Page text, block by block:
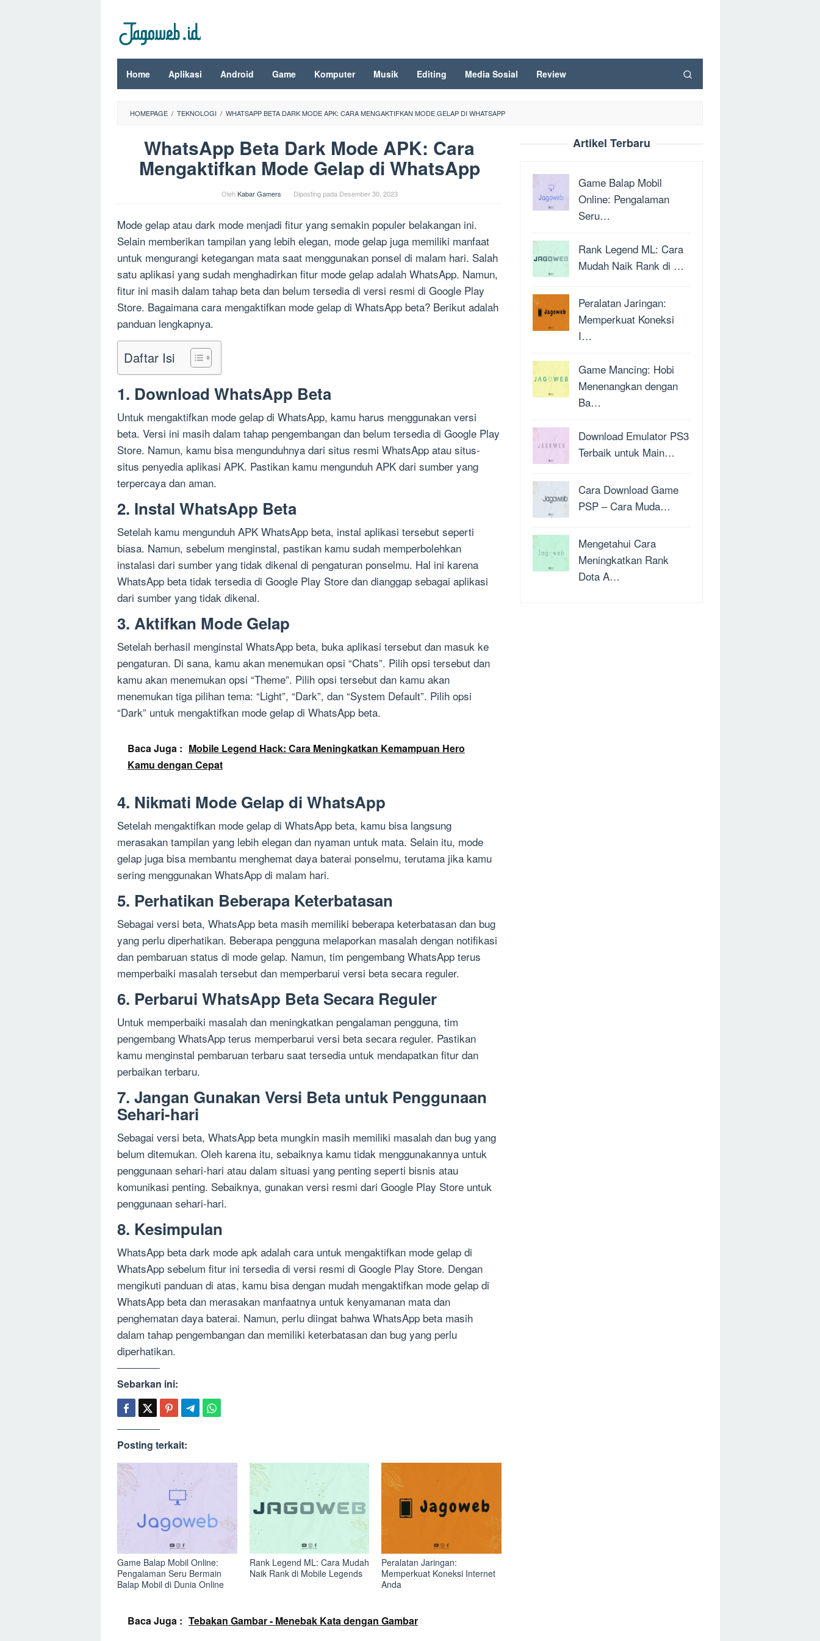
konten
Home Aplikasi Android Game Komputer Musik Editing Media Sosial Review
HOMEPAGE / TEKNOLOGI / WHATSAPP BETA DARK MODE APK: CARA MENGAKTIFKAN MODE GELAP DI WHATSAPP
WhatsApp Beta Dark Mode APK: Cara
Mengaktifkan Mode Gelap di WhatsApp
OlehKabar Gamers Diposting pada Desember 30, 2023
Mode gelap atau dark mode menjadi fitur yang semakin populer belakangan ini.
Selain memberikan tampilan yang lebih elegan, mode gelap juga memiliki manfaat
untuk mengurangi ketegangan mata saat menggunakan ponsel di malam hari. Salah
satu aplikasi yang sudah menghadirkan fitur mode gelap adalah WhatsApp. Namun,
fitur ini masih dalam tahap beta dan belum tersedia di versi resmi di Google Play
Store. Bagaimana cara mengaktifkan mode gelap di WhatsApp beta? Berikut adalah
panduan lengkapnya.
Daftar Isi
1. Download WhatsApp Beta
Untuk mengaktifkan mode gelap di WhatsApp, kamu harus menggunakan versi
beta. Versi ini masih dalam tahap pengembangan dan belum tersedia di Google Play
Store. Namun, kamu bisa mengunduhnya dari situs resmi WhatsApp atau situs-
situs penyedia aplikasi APK. Pastikan kamu mengunduh APK dari sumber yang
terpercaya dan aman.
2. Instal WhatsApp Beta
Setelah kamu mengunduh APK WhatsApp beta, instal aplikasi tersebut seperti
biasa. Namun, sebelum menginstal, pastikan kamu sudah memperbolehkan
instalasi dari sumber yang tidak dikenal di pengaturan ponselmu. Hal ini karena
WhatsApp beta tidak tersedia di Google Play Store dan dianggap sebagai aplikasi
dari sumber yang tidak dikenal.
3. Aktifkan Mode Gelap
Setelah berhasil menginstal WhatsApp beta, buka aplikasi tersebut dan masuk ke
pengaturan. Di sana, kamu akan menemukan opsi “Chats”. Pilih opsi tersebut dan
kamu akan menemukan opsi “Theme”. Pilih opsi tersebut dan kamu akan
menemukan tiga pilihan tema: “Light”, “Dark”, dan “System Default”. Pilih opsi
“Dark” untuk mengaktifkan mode gelap di WhatsApp beta.
Baca Juga : Mobile Legend Hack: Cara Meningkatkan Kemampuan Hero
Kamu dengan Cepat
4. Nikmati Mode Gelap di WhatsApp
Setelah mengaktifkan mode gelap di WhatsApp beta, kamu bisa langsung
merasakan tampilan yang lebih elegan dan nyaman untuk mata. Selain itu, mode
gelap juga bisa membantu menghemat daya baterai ponselmu, terutama jika kamu
sering menggunakan WhatsApp di malam hari.
5. Perhatikan Beberapa Keterbatasan
Sebagai versi beta, WhatsApp beta masih memiliki beberapa keterbatasan dan bug
yang perlu diperhatikan. Beberapa pengguna melaporkan masalah dengan notifikasi
dan pembaruan status di mode gelap. Namun, tim pengembang WhatsApp terus
memperbaiki masalah tersebut dan memperbarui versi beta secara reguler.
6. Perbarui WhatsApp Beta Secara Reguler
Untuk memperbaiki masalah dan meningkatkan pengalaman pengguna, tim
pengembang WhatsApp terus memperbarui versi beta secara reguler. Pastikan
kamu menginstal pembaruan terbaru saat tersedia untuk mendapatkan fitur dan
perbaikan terbaru.
7. Jangan Gunakan Versi Beta untuk Penggunaan
Sehari-hari
Sebagai versi beta, WhatsApp beta mungkin masih memiliki masalah dan bug yang
belum ditemukan. Oleh karena itu, sebaiknya kamu tidak menggunakannya untuk
penggunaan sehari-hari atau dalam situasi yang penting seperti bisnis atau
komunikasi penting. Sebaiknya, gunakan versi resmi dari Google Play Store untuk
penggunaan sehari-hari.
8. Kesimpulan
WhatsApp beta dark mode apk adalah cara untuk mengaktifkan mode gelap di
WhatsApp sebelum fitur ini tersedia di versi resmi di Google Play Store. Dengan
mengikuti panduan di atas, kamu bisa dengan mudah mengaktifkan mode gelap di
WhatsApp beta dan merasakan manfaatnya untuk kenyamanan mata dan
penghematan daya baterai. Namun, perlu diingat bahwa WhatsApp beta masih
dalam tahap pengembangan dan memiliki keterbatasan dan bug yang perlu
diperhatikan.
Sebarkan ini:
Posting terkait:
Game Balap Mobil Online:
Pengalaman Seru Bermain
Balap Mobil di Dunia Online
Rank Legend ML: Cara Mudah
Naik Rank di Mobile Legends
Peralatan Jaringan:
Memperkuat Koneksi Internet
Anda
Baca Juga : Tebakan Gambar - Menebak Kata dengan Gambar
Artikel Terbaru
Game Balap Mobil
Online: Pengalaman
Seru…
Rank Legend ML: Cara
Mudah Naik Rank di …
Peralatan Jaringan:
Memperkuat Koneksi
I…
Game Mancing: Hobi
Menenangkan dengan
Ba…
Download Emulator PS3
Terbaik untuk Main…
Cara Download Game
PSP – Cara Muda…
Mengetahui Cara
Meningkatkan Rank
Dota A…